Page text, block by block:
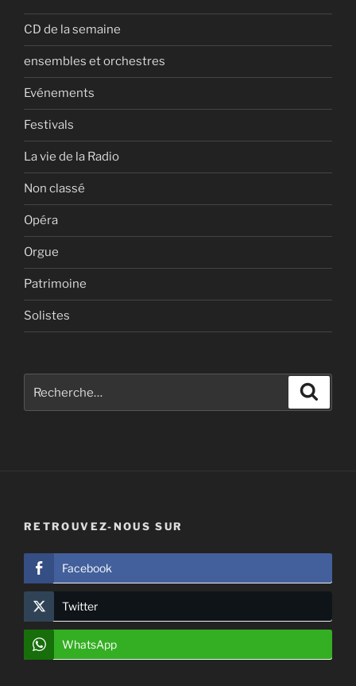
CD de la semaine
ensembles et orchestres
Evénements
Festivals
La vie de la Radio
Non classé
Opéra
Orgue
Patrimoine
Solistes
pour
RETROUVEZ-NOUS SUR
Facebook
Twitter
WhatsApp